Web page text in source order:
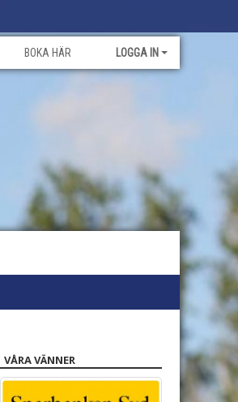
BOKA HÄR LOGGA IN
VÅRA VÄNNER